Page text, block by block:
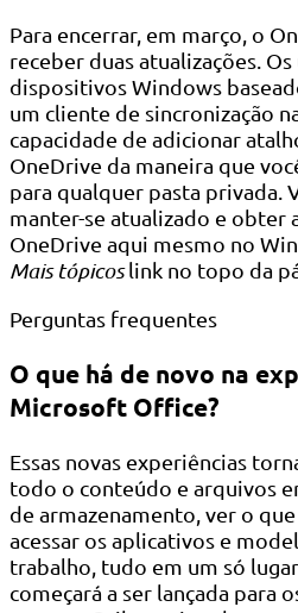
Para encerrar, em março, o
receber duas atualizações.
dispositivos Windows
um cliente de sincronização
capacidade de adicionar
OneDrive da maneira que
para qualquer pasta privada.
manter-se atualizado e obter
OneDrive aqui mesmo no
Mais tópicoslink no topo da
Perguntas frequentes
O que há de novo na
Microsoft Office?
Essas novas experiências
todo o conteúdo e arquivos
de armazenamento, ver o
acessar os aplicativos e
trabalho, tudo em um só
começará a ser lançada para